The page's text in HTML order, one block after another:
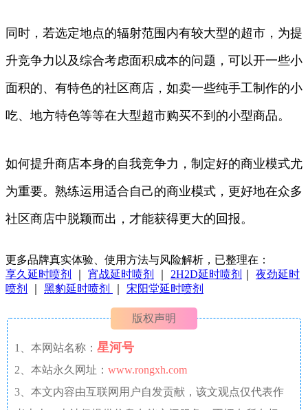
同时，若选定地点的辐射范围内有较大型的超市，为提
升竞争力以及综合考虑面积成本的问题，可以开一些小
面积的、有特色的社区商店，如卖一些纯手工制作的小
吃、地方特色等等在大型超市购买不到的小型商品。
如何提升商店本身的自我竞争力，制定好的商业模式尤
为重要。熟练运用适合自己的商业模式，更好地在众多
社区商店中脱颖而出，才能获得更大的回报。
更多品牌真实体验、使用方法与风险解析，已整理在：
享久延时喷剂
宵战延时喷剂 2H2D延时喷剂
夜劲延时
喷剂
黑豹延时喷剂 宋阳堂延时喷剂
版权声明
1、本网站名称： 星河号
2、本站永久网址： www.rongxh.com
3、本文内容由互联网用户自发贡献，该文观点仅代表作